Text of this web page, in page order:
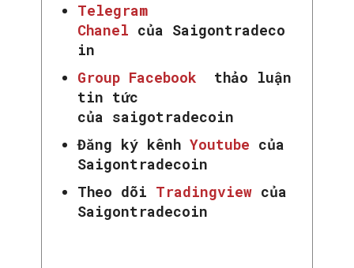
SEARCH...
Telegram
Chanel của Saigontradeco
in
Group Facebook
thảo luận
tin tức
của saigotradecoin
Đăng ký kênh Youtube của
Saigontradecoin
Theo dõi Tradingview của
Saigontradecoin